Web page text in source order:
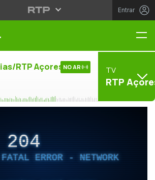
Entrar
RTP Açores NO AR TV
RTP
204
ERROR - NETWORK